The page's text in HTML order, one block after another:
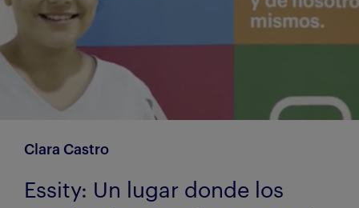
Clara Castro
Essity: Un lugar donde los